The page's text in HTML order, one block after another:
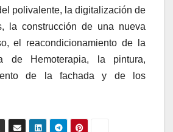
polivalente, la digitalización de
la construcción de una nueva
el reacondicionamiento de la
de Hemoterapia, la pintura,
de la fachada y de los